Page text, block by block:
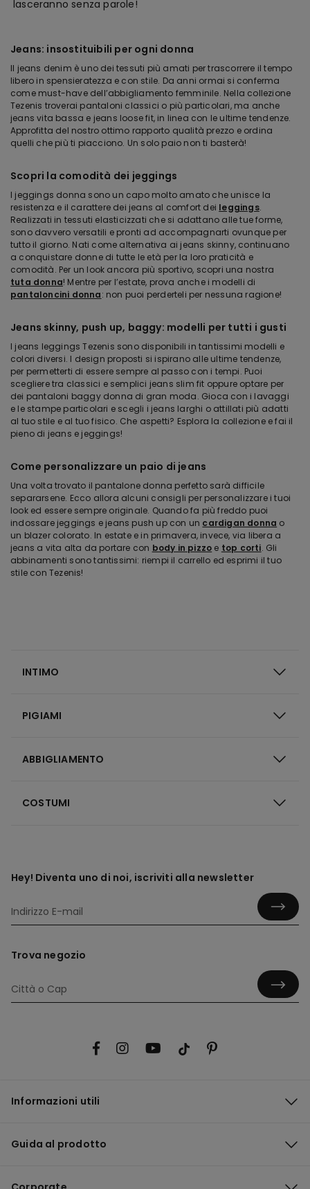
lasceranno senza parole!
Jeans: insostituibili per ogni donna
Il jeans denim è uno dei tessuti più amati per trascorrere il tempo
libero in spensieratezza e con stile. Da anni ormai si conferma
come must-have dell’abbigliamento femminile. Nella collezione
Tezenis troverai pantaloni classici o più particolari, ma anche
jeans vita bassa e jeans loose fit, in linea con le ultime tendenze.
Approfitta del nostro ottimo rapporto qualità prezzo e ordina
quelli che più ti piacciono. Un solo paio non ti basterà!
Scopri la comodità dei jeggings
I jeggings donna sono un capo molto amato che unisce la
resistenza e il carattere dei jeans al comfort dei leggings.
Realizzati in tessuti elasticizzati che si adattano alle tue forme,
sono davvero versatili e pronti ad accompagnarti ovunque per
tutto il giorno. Nati come alternativa ai jeans skinny, continuano
a conquistare donne di tutte le età per la loro praticità e
comodità. Per un look ancora più sportivo, scopri una nostra
tuta donna! Mentre per l’estate, prova anche i modelli di
pantaloncini donna: non puoi perderteli per nessuna ragione!
Jeans skinny, push up, baggy: modelli per tutti i gusti
I jeans leggings Tezenis sono disponibili in tantissimi modelli e
colori diversi. I design proposti si ispirano alle ultime tendenze,
per permetterti di essere sempre al passo con i tempi. Puoi
scegliere tra classici e semplici jeans slim fit oppure optare per
dei pantaloni baggy donna di gran moda. Gioca con i lavaggi
e le stampe particolari e scegli i jeans larghi o attillati più adatti
al tuo stile e al tuo fisico. Che aspetti? Esplora la collezione e fai il
pieno di jeans e jeggings!
Come personalizzare un paio di jeans
Una volta trovato il pantalone donna perfetto sarà difficile
separarsene. Ecco allora alcuni consigli per personalizzare i tuoi
look ed essere sempre originale. Quando fa più freddo puoi
indossare jeggings e jeans push up con un cardigan donna o
un blazer colorato. In estate e in primavera, invece, via libera a
jeans a vita alta da portare con body in pizzo e top corti. Gli
abbinamenti sono tantissimi: riempi il carrello ed esprimi il tuo
stile con Tezenis!
INTIMO
PIGIAMI
ABBIGLIAMENTO
COSTUMI
Hey! Diventa uno di noi, iscriviti alla newsletter
Trova negozio
Informazioni utili
Guida al prodotto